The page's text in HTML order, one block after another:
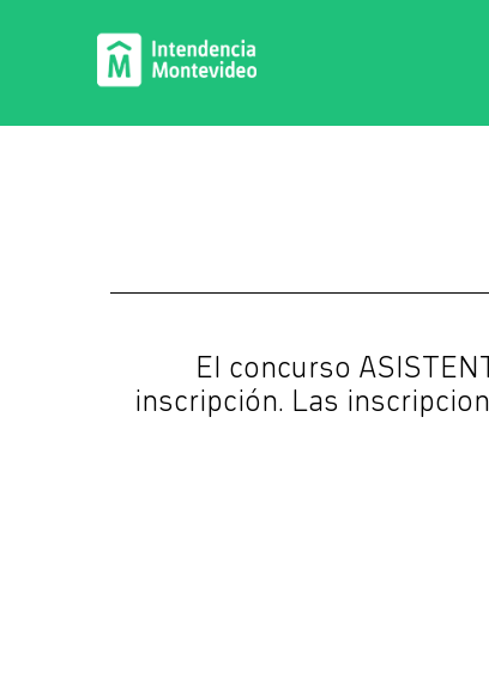
El concurso
inscripción. Las